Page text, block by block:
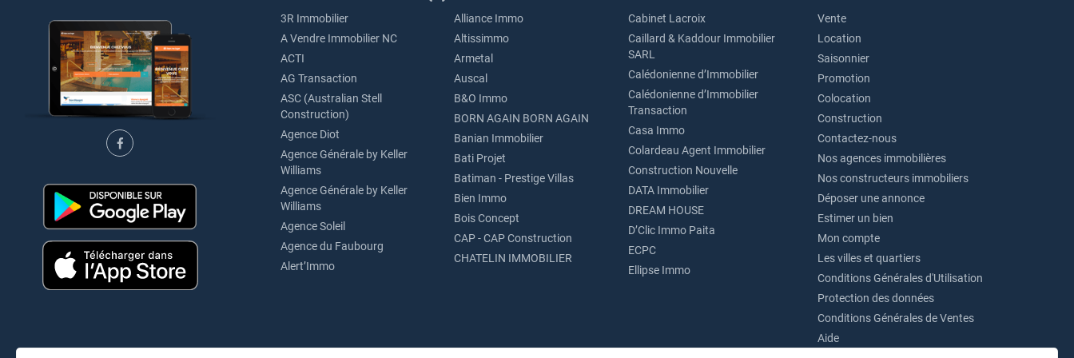
3R Immobilier
A Vendre Immobilier NC
ACTI
AG Transaction
ASC (Australian Stell
Construction)
Agence Diot
Agence Générale by Keller
Williams
Agence Générale by Keller
Williams
Agence Soleil
Agence du Faubourg
Alert’Immo
Alliance Immo
Altissimmo
Armetal
Auscal
B&O Immo
BORN AGAIN BORN AGAIN
Banian Immobilier
Bati Projet
Batiman - Prestige Villas
Bien Immo
Bois Concept
CAP - CAP Construction
CHATELIN IMMOBILIER
Cabinet Lacroix
Caillard & Kaddour Immobilier
SARL
Calédonienne d’Immobilier
Calédonienne d’Immobilier
Transaction
Casa Immo
Colardeau Agent Immobilier
Construction Nouvelle
DATA Immobilier
DREAM HOUSE
D’Clic Immo Paita
ECPC
Ellipse Immo
Vente
Location
Saisonnier
Promotion
Colocation
Construction
Contactez-nous
Nos agences immobilières
Nos constructeurs immobiliers
Déposer une annonce
Estimer un bien
Mon compte
Les villes et quartiers
Conditions Générales d'Utilisation
Protection des données
Conditions Générales de Ventes
Aide